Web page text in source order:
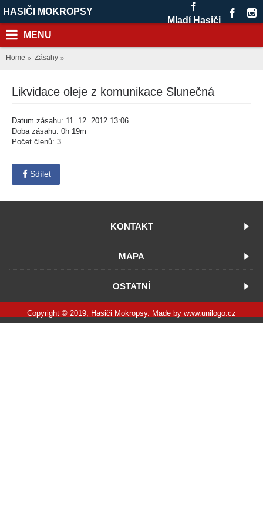
HASIČI MOKROPSY
Mladí Hasiči
MENU
Home Zásahy
Likvidace oleje z komunikace Slunečná
Datum zásahu: 11. 12. 2012 13:06
Doba zásahu: 0h 19m
Počet členů: 3
Sdílet
KONTAKT
MAPA
OSTATNÍ
Copyright © 2019, Hasiči Mokropsy. Made by www.unilogo.cz